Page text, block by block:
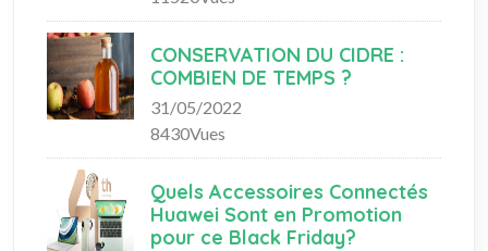
CONSERVATION DU CIDRE :
COMBIEN DE TEMPS ?
31/05/2022
8430Vues
Quels Accessoires Connectés
Huawei Sont en Promotion
pour ce Black Friday?